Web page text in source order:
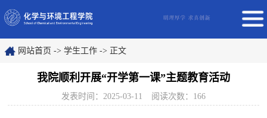
网站首页 -> 学生工作 -> 正文
我院顺利开展“开学第一课”主题教育活动
发表时间：2025-03-11 阅读次数： 166